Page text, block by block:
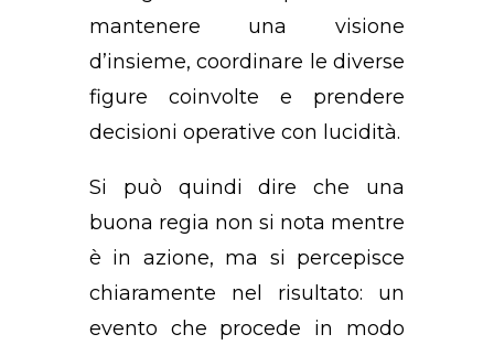
mantenere una visione
d’insieme, coordinare le diverse
figure coinvolte e prendere
decisioni operative con lucidità.
Si può quindi dire che una
buona regia non si nota mentre
è in azione, ma si percepisce
chiaramente nel risultato: un
evento che procede in modo